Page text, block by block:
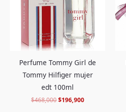
Perfume Tommy Girl de
Tommy Hilfiger mujer
edt 100ml
$468,000$196,900